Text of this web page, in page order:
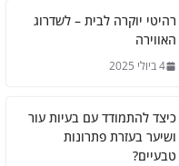
רהיטי יוקרה לבית – לשדרוג
האווירה
4 ביולי 2025
כיצד להתמודד עם בעיות עור
ושיער בעזרת פתרונות
טבעיים?